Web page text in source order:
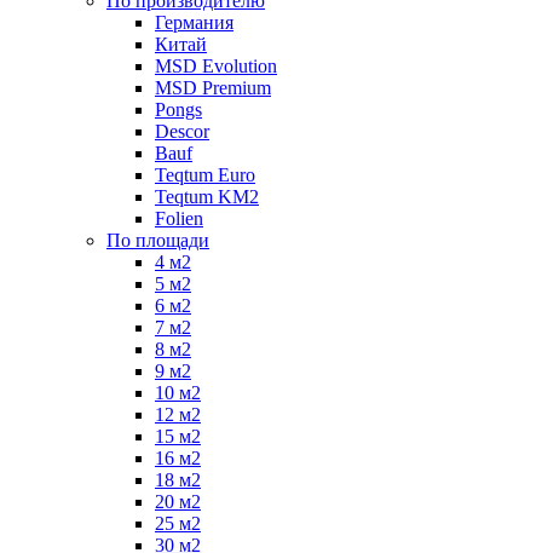
Германия
Китай
MSD Evolution
MSD Premium
Pongs
Descor
Bauf
Teqtum Euro
Teqtum KM2
Folien
По площади
4 м2
5 м2
6 м2
7 м2
8 м2
9 м2
10 м2
12 м2
15 м2
16 м2
18 м2
20 м2
25 м2
30 м2